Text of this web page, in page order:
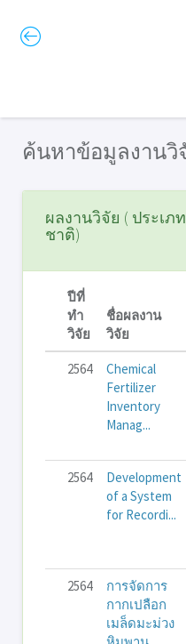
ค้นหาข้อมูลงานวิ
ผลงานวิจัย ( ประเ
ชาติ)
ปีที่
ทำ
วิจัย
ชื่อผลงาน
วิจัย
2564
Chemical
Fertilizer
Inventory
Manag...
2564
Development
of a System
for Recordi...
2564
การจัดการ
กากเปลือก
เมล็ดมะม่วง